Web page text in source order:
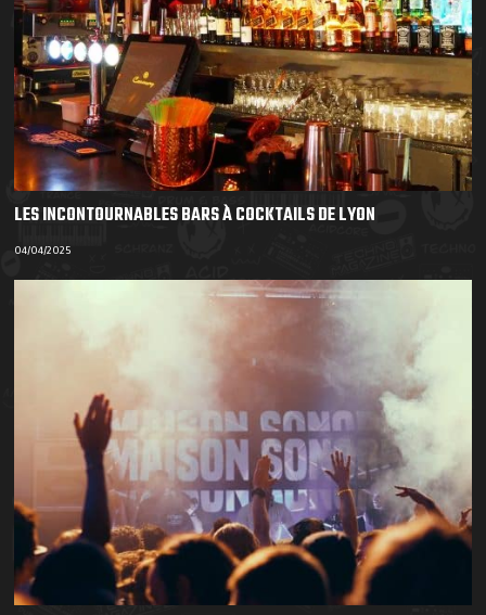
LES INCONTOURNABLES BARS À COCKTAILS DE LYON
04/04/2025